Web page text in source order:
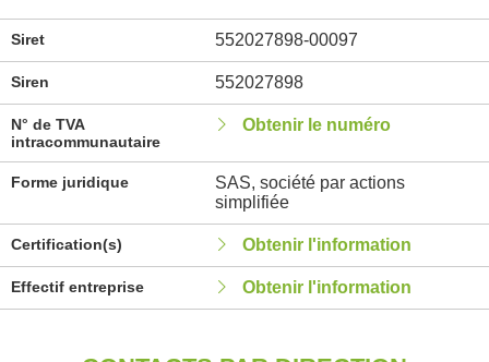
Siret 552027898-00097
Siren 552027898
N° de TVA
intracommunautaire
Obtenir le numéro
Forme juridique
SAS, société par actions
simplifiée
Certification(s) Obtenir l'information
Effectif entreprise Obtenir l'information